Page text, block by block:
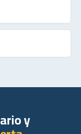
y